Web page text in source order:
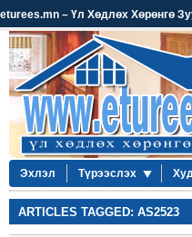
eturees.mn – Үл Хөдлөх Хөрөнгө
Эхлэл Түрээслэх
ARTICLES TAGGED: AS2523